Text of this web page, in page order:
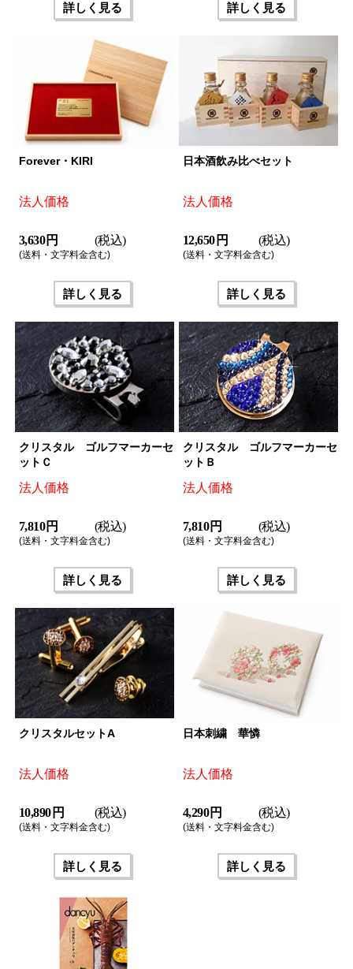
詳しく見る 詳しく見る
Forever・KIRI
法人価格
3,630 円 (税込)
(送料・文字料金含む)
詳しく見る
日本酒飲み比べセット
法人価格
12,650 円 (税込)
(送料・文字料金含む)
詳しく見る
クリスタル ゴルフマーカーセ
ットＣ
法人価格
7,810 円 (税込)
(送料・文字料金含む)
詳しく見る
クリスタル ゴルフマーカーセ
ットＢ
法人価格
7,810 円 (税込)
(送料・文字料金含む)
詳しく見る
クリスタルセットA
法人価格
10,890 円 (税込)
(送料・文字料金含む)
詳しく見る
日本刺繍 華憐
法人価格
4,290 円 (税込)
(送料・文字料金含む)
詳しく見る